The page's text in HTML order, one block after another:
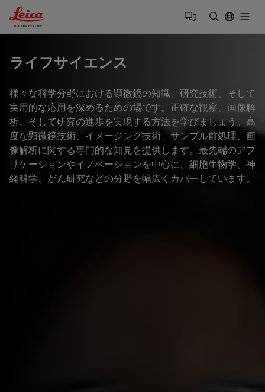
Leica Microsystems Logo
ライフサイエンス
様々な科学分野における顕微鏡の知識、研究技術、そして
実用的な応用を深めるための場です。正確な観察、画像解
析、そして研究の進歩を実現する方法を学びましょう。高
度な顕微鏡技術、イメージング技術、サンプル前処理、画
像解析に関する専門的な知見を提供します。最先端のアプ
リケーションやイノベーションを中心に、細胞生物学、神
経科学、がん研究などの分野を幅広くカバーしています。